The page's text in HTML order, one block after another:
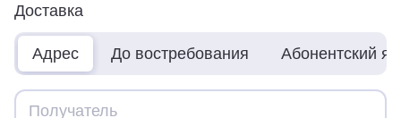
Доставка
Адрес До востребования Абонентский